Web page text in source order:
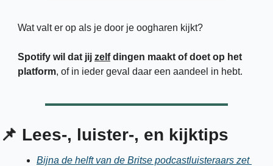
Wat valt er op als je door je oogharen kijkt?
Spotify wil dat jij zelf dingen maakt of doet op het
platform, of in ieder geval daar een aandeel in hebt.
📌 Lees-, luister-, en kijktips
Bijna de helft van de Britse podcastluisteraars zet